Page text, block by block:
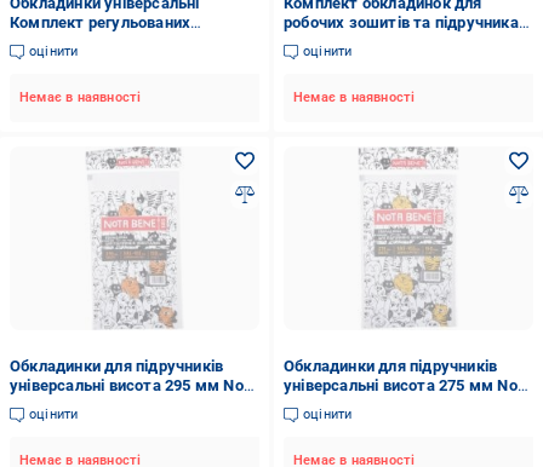
Комплект регульованих
обкладинок для посібників
висота 24 см., 5 шт. Tascom
оцінити
Немає в наявності
робочих зошитів та підручника
Петерсон 5 шт. Tascom
оцінити
Немає в наявності
Обкладинки для підручників
універсальні висота 295 мм Nota
Bene
оцінити
Немає в наявності
Обкладинки для підручників
універсальні висота 275 мм Nota
Bene
оцінити
Немає в наявності